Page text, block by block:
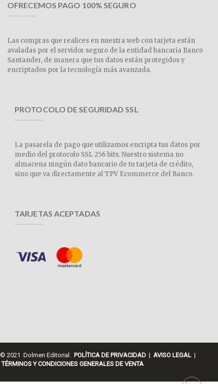
OFRECEMOS PAGO 100% SEGURO
Las compras que realices en nuestra web con tarjeta están
avaladas por el servidor seguro de la entidad bancaria Banco
Santander, de manera que tus datos están protegidos y
encriptados por la tecnología más avanzada.
PROTOCOLO DE SEGURIDAD SSL
La pasarela de pago que utilizamos encripta tus datos por
medio del protocolo SSL 256 bits. Nuestro sistema no
almacena ningún dato bancario de tu tarjeta de crédito,
sino que va directamente al TPV Ecommerce del Banco.
TARJETAS ACEPTADAS
© 2021 Dolmen Editorial. POLÍTICA DE PRIVACIDAD | AVISO LEGAL |
TÉRMINOS Y CONDICIONES GENERALES DE VENTA